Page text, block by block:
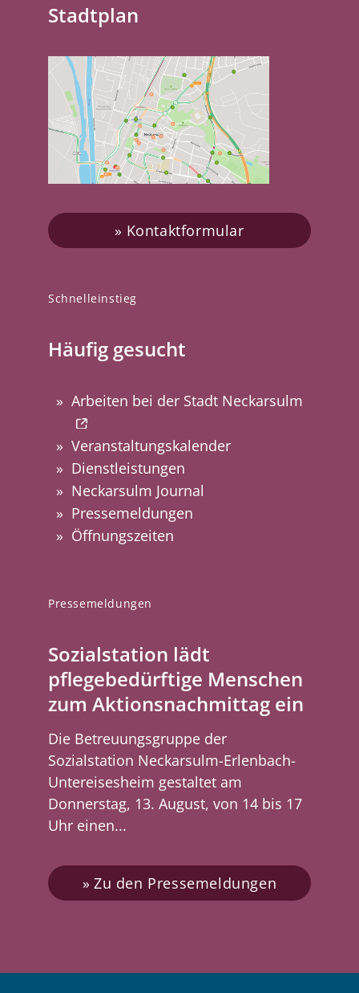
Pressemeldungen
Sozialstation lädt
pflegebedürftige Menschen
zum Aktionsnachmittag ein
Die Betreuungsgruppe der
Sozialstation Neckarsulm-Erlenbach-
Untereisesheim gestaltet am
Donnerstag, 13. August, von 14 bis 17
Uhr einen...
Zu den Pressemeldungen
Schnelleinstieg
Häufig gesucht
Arbeiten bei der Stadt Neckarsulm
Veranstaltungskalender
Dienstleistungen
Neckarsulm Journal
Pressemeldungen
Öffnungszeiten
Stadtplan
Kontaktformular